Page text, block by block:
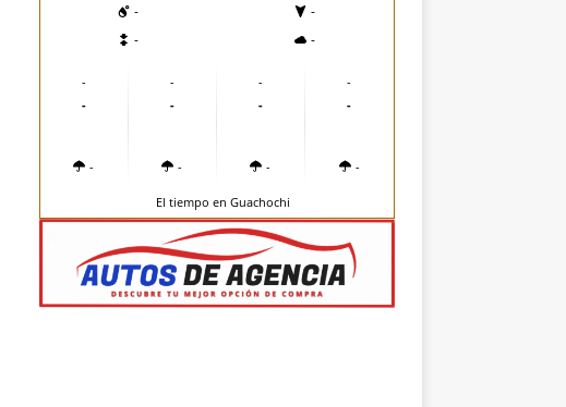
-
-
-
-
-
-
-
-
-
-
-
-
-
-
-
-
El tiempo en Guachochi